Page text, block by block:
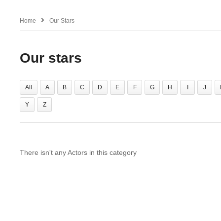
Home Our Stars
Our stars
All A B C D E F G H J
Y Z
There isn't any Actors in this category